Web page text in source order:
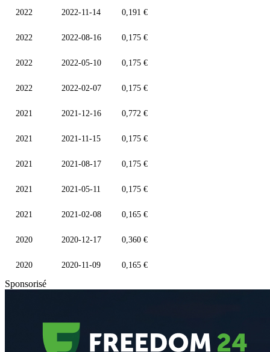
2022 2022-11-14 0,191 €
2022 2022-08-16 0,175 €
2022 2022-05-10 0,175 €
2022 2022-02-07 0,175 €
2021 2021-12-16 0,772 €
2021 2021-11-15 0,175 €
2021 2021-08-17 0,175 €
2021 2021-05-11 0,175 €
2021 2021-02-08 0,165 €
2020 2020-12-17 0,360 €
2020 2020-11-09 0,165 €
Sponsorisé